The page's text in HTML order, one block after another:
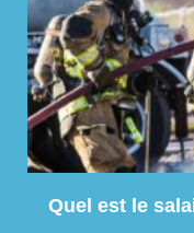
Quel est le